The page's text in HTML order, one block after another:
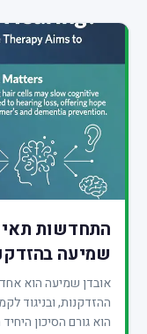
התחדשות תאי
שמיעה
אובדן שמיעה הוא אחד
ההזדקנות, ובניגוד
הוא גורם הסיכון